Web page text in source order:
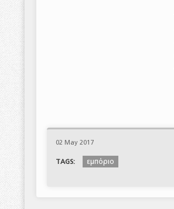
02 May 2017
TAGS: εμπόριο